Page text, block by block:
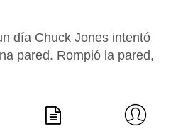
día Chuck Jones intentó
pared. Rompió la pared,